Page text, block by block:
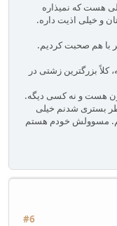
هست که نمیذاره
و خیلی اذیت داره.
با هم صحبت کردیم.
بزرگترین زشتی در
هست و نه کسی دیگه.
بستری شدنم خیلی
مسوولش خودم هستم
#6